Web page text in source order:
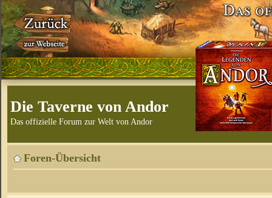
Die Taverne von Andor
Das offizielle Forum zur Welt von Andor
Foren-Übersicht